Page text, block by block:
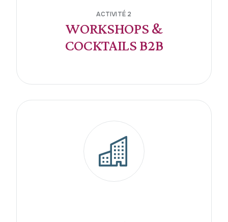
ACTIVITÉ 2
WORKSHOPS &
COCKTAILS B2B